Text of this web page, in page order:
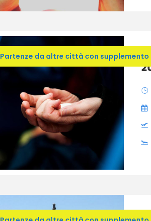
Partenze da altre città con supplemento